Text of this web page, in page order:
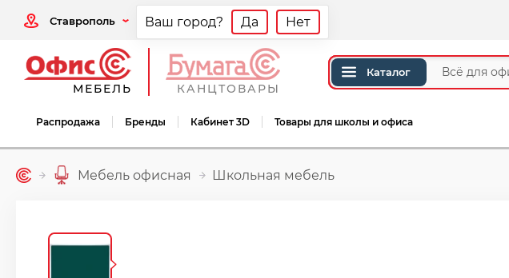
Ставрополь Ваш город? Да Нет
МЕБЕЛЬ КАНЦТОВАРЫ
Каталог
Распродажа Бренды Кабинет 3D Товары для школы и офиса
Мебель офисная Школьная мебель